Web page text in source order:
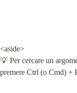
<aside>
💡 Per cercare un
premere Ctrl (o Cmd) +